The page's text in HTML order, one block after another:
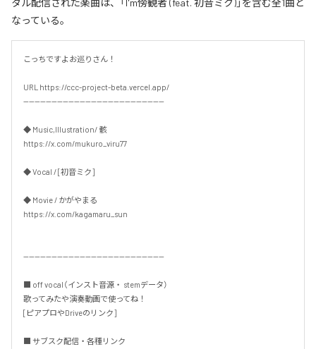
なっている。
こっちですよお巡りさん！
URL https://ccc-project-beta.vercel.app/
--------------------------------------------------
◆ Music,Illustration/ 骸
https://x.com/mukuro_viru77
◆ Vocal / [初音ミク]
◆ Movie / かがやまる
https://x.com/kagamaru_sun
--------------------------------------------------
■ off vocal（インスト音源・ stemデータ）
歌ってみたや演奏動画で使ってね！
[ピアプロやDriveのリンク]
■ サブスク配信・各種リンク